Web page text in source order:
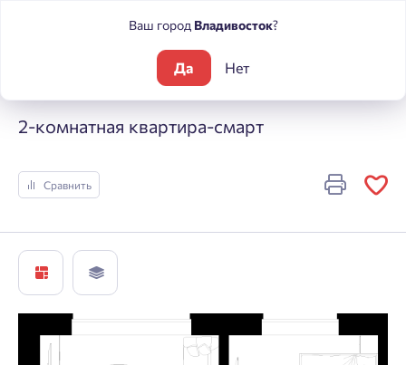
Центральный
2-комнатная квартира-смарт
Сравнить
Ваш город Владивосток?
Да Нет